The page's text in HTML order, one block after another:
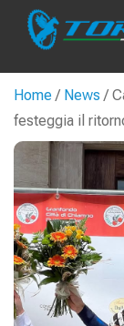
Home/ News /
festeggia il